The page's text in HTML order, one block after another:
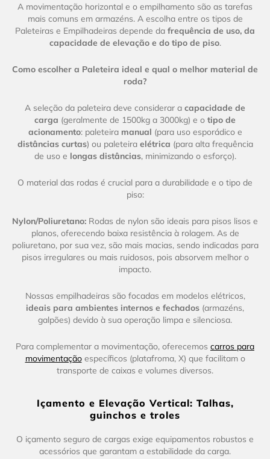
A movimentação horizontal e o empilhamento são as tarefas
mais comuns em armazéns. A escolha entre os tipos de
Paleteiras e Empilhadeiras depende da frequência de uso, da
capacidade de elevação e do tipo de piso.
Como escolher a Paleteira ideal e qual o melhor material de
roda?
A seleção da paleteira deve considerar a capacidade de
carga (geralmente de 1500kg a 3000kg) e o tipo de
acionamento: paleteira manual (para uso esporádico e
distâncias curtas) ou paleteira elétrica (para alta frequência
de uso e longas distâncias, minimizando o esforço).
O material das rodas é crucial para a durabilidade e o tipo de
piso:
Nylon/Poliuretano: Rodas de nylon são ideais para pisos lisos e
planos, oferecendo baixa resistência à rolagem. As de
poliuretano, por sua vez, são mais macias, sendo indicadas para
pisos irregulares ou mais ruidosos, pois absorvem melhor o
impacto.
Nossas empilhadeiras são focadas em modelos elétricos,
ideais para ambientes internos e fechados (armazéns,
galpões) devido à sua operação limpa e silenciosa.
Para complementar a movimentação, oferecemos carros para
movimentaçãoespecíficos (platafroma, X) que facilitam o
transporte de caixas e volumes diversos.
Içamento e Elevação Vertical: Talhas,
guinchos e troles
O içamento seguro de cargas exige equipamentos robustos e
acessórios que garantam a estabilidade da carga.